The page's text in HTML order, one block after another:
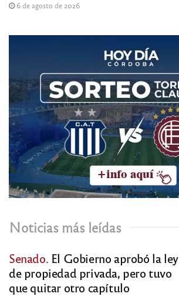
6 de agosto de 2026
Noticias más leídas
Senado. El Gobierno aprobó la ley
de propiedad privada, pero tuvo
que quitar otro capítulo